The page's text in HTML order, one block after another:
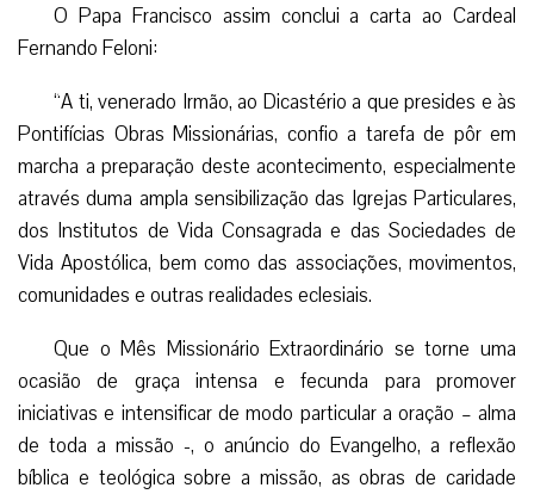
O Papa Francisco assim conclui a carta ao Cardeal
Fernando Feloni:
“A ti, venerado Irmão, ao Dicastério a que presides e às
Pontifícias Obras Missionárias, confio a tarefa de pôr em
marcha a preparação deste acontecimento, especialmente
através duma ampla sensibilização das Igrejas Particulares,
dos Institutos de Vida Consagrada e das Sociedades de
Vida Apostólica, bem como das associações, movimentos,
comunidades e outras realidades eclesiais.
Que o Mês Missionário Extraordinário se torne uma
ocasião de graça intensa e fecunda para promover
iniciativas e intensificar de modo particular a oração – alma
de toda a missão -, o anúncio do Evangelho, a reflexão
bíblica e teológica sobre a missão, as obras de caridade